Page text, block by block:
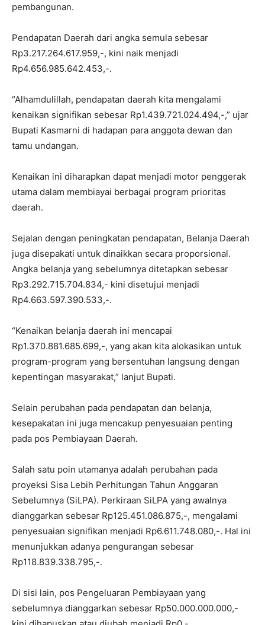
pembangunan.
​Pendapatan Daerah dari angka semula sebesar
Rp3.217.264.617.959,-, kini naik menjadi
Rp4.656.985.642.453,-.
“Alhamdulillah, pendapatan daerah kita mengalami
kenaikan signifikan sebesar Rp1.439.721.024.494,-,” ujar
Bupati Kasmarni di hadapan para anggota dewan dan
tamu undangan.
Kenaikan ini diharapkan dapat menjadi motor penggerak
utama dalam membiayai berbagai program prioritas
daerah.
​Sejalan dengan peningkatan pendapatan, Belanja Daerah
juga disepakati untuk dinaikkan secara proporsional.
Angka belanja yang sebelumnya ditetapkan sebesar
Rp3.292.715.704.834,- kini disetujui menjadi
Rp4.663.597.390.533,-.
“Kenaikan belanja daerah ini mencapai
Rp1.370.881.685.699,-, yang akan kita alokasikan untuk
program-program yang bersentuhan langsung dengan
kepentingan masyarakat,” lanjut Bupati.
​Selain perubahan pada pendapatan dan belanja,
kesepakatan ini juga mencakup penyesuaian penting
pada pos Pembiayaan Daerah.
​Salah satu poin utamanya adalah perubahan pada
proyeksi Sisa Lebih Perhitungan Tahun Anggaran
Sebelumnya (SiLPA). Perkiraan SiLPA yang awalnya
dianggarkan sebesar Rp125.451.086.875,-, mengalami
penyesuaian signifikan menjadi Rp6.611.748.080,-. Hal ini
menunjukkan adanya pengurangan sebesar
Rp118.839.338.795,-.
​Di sisi lain, pos Pengeluaran Pembiayaan yang
sebelumnya dianggarkan sebesar Rp50.000.000.000,-